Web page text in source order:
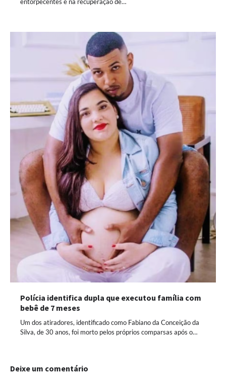
Polícia identifica dupla que executou família com
bebê de 7 meses
Um dos atiradores, identificado como Fabiano da Conceição da
Silva, de 30 anos, foi morto pelos próprios comparsas após o…
Deixe um comentário